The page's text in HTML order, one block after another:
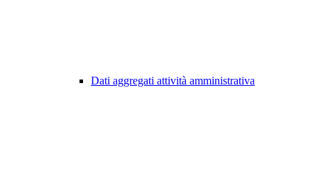
Dati aggregati attività amministrativa